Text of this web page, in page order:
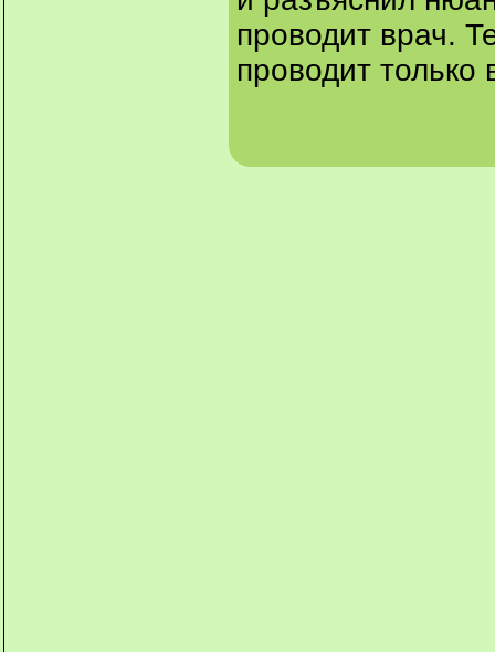
проводит врач.
проводит